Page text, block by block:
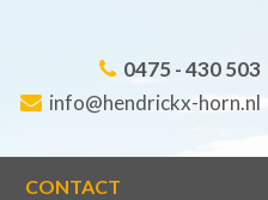
0475 - 430 503
info@hendrickx-horn.nl
CONTACT